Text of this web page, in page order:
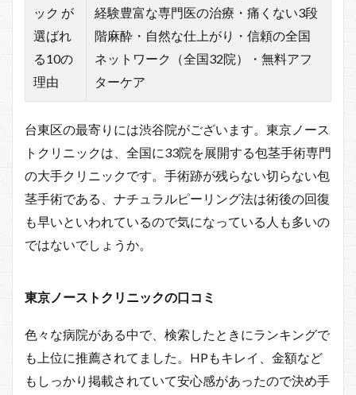
ック が
選ばれ
る10の
理由
経験豊富な専門医の治療・痛くない3段
階麻酔・自然な仕上がり・信頼の全国
ネットワーク（全国32院）・無料アフ
ターケア
台東区の最寄りには渋谷院がございます。東京ノース
トクリニックは、全国に33院を展開する包茎手術専門
の大手クリニックです。手術跡が残らない切らない包
茎手術である、ナチュラルピーリング法は術後の回復
も早いといわれているので気になっている人も多いの
ではないでしょうか。
東京ノーストクリニックの口コミ
色々な病院がある中で、検索したときにランキングで
も上位に推薦されてました。HPもキレイ、金額など
もしっかり掲載されていて安心感があったので決め手